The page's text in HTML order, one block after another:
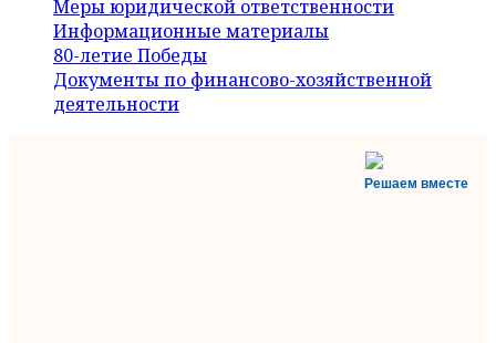
Меры юридической ответственности
Информационные материалы
80-летие Победы
Документы по финансово-хозяйственной
деятельности
Решаем вместе